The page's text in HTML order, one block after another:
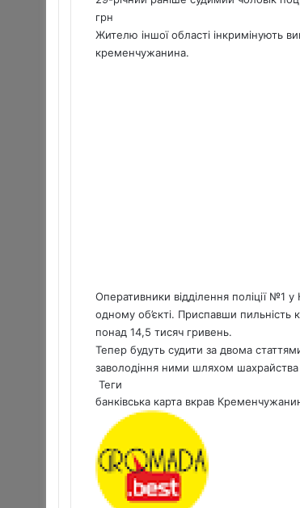
i
грн
Жителю іншої області інкримінують
кременчужанина.
Оперативники відділення поліції №1
одному об’єкті. Приспавши пильність
понад 14,5 тисяч гривень.
Тепер будуть судити за двома
заволодіння ними шляхом
Теги
банківська карта вкрав